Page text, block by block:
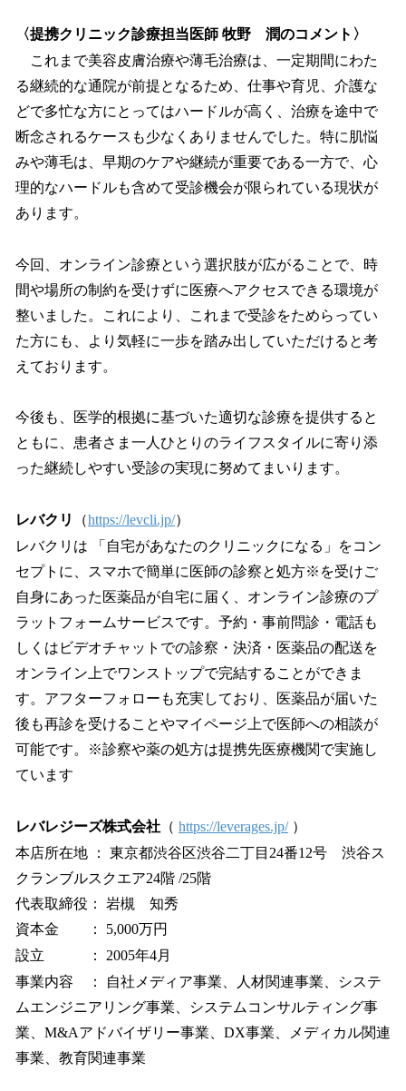
〈提携クリニック診療担当医師 牧野 潤のコメント〉
これまで美容皮膚治療や薄毛治療は、一定期間にわた
る継続的な通院が前提となるため、仕事や育児、介護な
どで多忙な方にとってはハードルが高く、治療を途中で
断念されるケースも少なくありませんでした。特に肌悩
みや薄毛は、早期のケアや継続が重要である一方で、心
理的なハードルも含めて受診機会が限られている現状が
あります。
今回、オンライン診療という選択肢が広がることで、時
間や場所の制約を受けずに医療へアクセスできる環境が
整いました。これにより、これまで受診をためらってい
た方にも、より気軽に一歩を踏み出していただけると考
えております。
今後も、医学的根拠に基づいた適切な診療を提供すると
ともに、患者さま一人ひとりのライフスタイルに寄り添
った継続しやすい受診の実現に努めてまいります。
レバクリ （https://levcli.jp/）
レバクリは 「自宅があなたのクリニックになる」をコン
セプトに、スマホで簡単に医師の診察と処方※を受けご
自身にあった医薬品が自宅に届く、オンライン診療のプ
ラットフォームサービスです。予約・事前問診・電話も
しくはビデオチャットでの診察・決済・医薬品の配送を
オンライン上でワンストップで完結することができま
す。アフターフォローも充実しており、医薬品が届いた
後も再診を受けることやマイページ上で医師への相談が
可能です。※診察や薬の処方は提携先医療機関で実施し
ています
レバレジーズ株式会社 （ https://leverages.jp/）
本店所在地 ： 東京都渋谷区渋谷二丁目24番12号 渋谷ス
クランブルスクエア24階 /25階
代表取締役： 岩槻 知秀
資本金 ： 5,000万円
設立 ： 2005年4月
事業内容 ： 自社メディア事業、人材関連事業、システ
ムエンジニアリング事業、システムコンサルティング事
業、M&Aアドバイザリー事業、DX事業、メディカル関連
事業、教育関連事業